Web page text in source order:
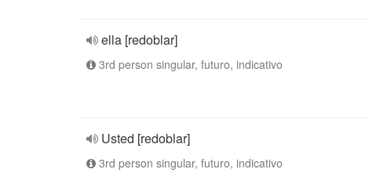
ella [redoblar]
3rd person singular, futuro, indicativo
Usted [redoblar]
3rd person singular, futuro, indicativo